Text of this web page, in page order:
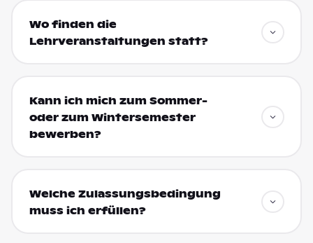
Wo finden die
Lehrveranstaltungen statt?
Kann ich mich zum Sommer-
oder zum Wintersemester
bewerben?
Welche Zulassungsbedingung
muss ich erfüllen?